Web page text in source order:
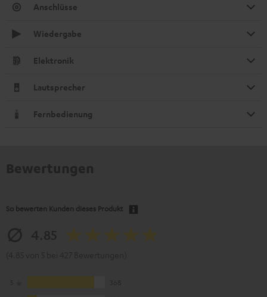
Anschlüsse
Wiedergabe
Elektronik
Lautsprecher
Fernbedienung
So bewerten Kunden dieses Produkt